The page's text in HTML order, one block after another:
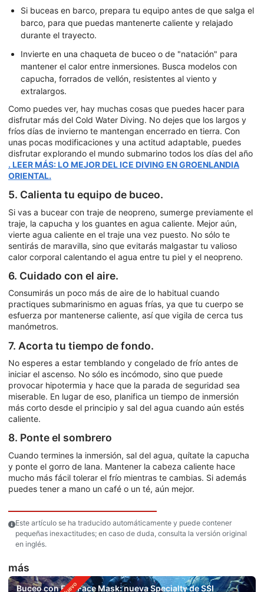
Si buceas en barco, prepara tu equipo antes de que salga el
barco, para que puedas mantenerte caliente y relajado
durante el trayecto.
Invierte en una chaqueta de buceo o de "natación" para
mantener el calor entre inmersiones. Busca modelos con
capucha, forrados de vellón, resistentes al viento y
extralargos.
Como puedes ver, hay muchas cosas que puedes hacer para
disfrutar más del Cold Water Diving. No dejes que los largos y
fríos días de invierno te mantengan encerrado en tierra. Con
unas pocas modificaciones y una actitud adaptable, puedes
disfrutar explorando el mundo submarino todos los días del año
. LEER MÁS: LO MEJOR DEL ICE DIVING EN GROENLANDIA
ORIENTAL.
5. Calienta tu equipo de buceo.
Si vas a bucear con traje de neopreno, sumerge previamente el
traje, la capucha y los guantes en agua caliente. Mejor aún,
vierte agua caliente en el traje una vez puesto. No sólo te
sentirás de maravilla, sino que evitarás malgastar tu valioso
calor corporal calentando el agua entre tu piel y el neopreno.
6. Cuidado con el aire.
Consumirás un poco más de aire de lo habitual cuando
practiques submarinismo en aguas frías, ya que tu cuerpo se
esfuerza por mantenerse caliente, así que vigila de cerca tus
manómetros.
7. Acorta tu tiempo de fondo.
No esperes a estar temblando y congelado de frío antes de
iniciar el ascenso. No sólo es incómodo, sino que puede
provocar hipotermia y hace que la parada de seguridad sea
miserable. En lugar de eso, planifica un tiempo de inmersión
más corto desde el principio y sal del agua cuando aún estés
caliente.
8. Ponte el sombrero
Cuando termines la inmersión, sal del agua, quítate la capucha
y ponte el gorro de lana. Mantener la cabeza caliente hace
mucho más fácil tolerar el frío mientras te cambias. Si además
puedes tener a mano un café o un té, aún mejor.
Este artículo se ha traducido automáticamente y puede contener
pequeñas inexactitudes; en caso de duda, consulta la versión original
en inglés.
más
Buceo con Full Face Mask: nueva Specialty de SSI